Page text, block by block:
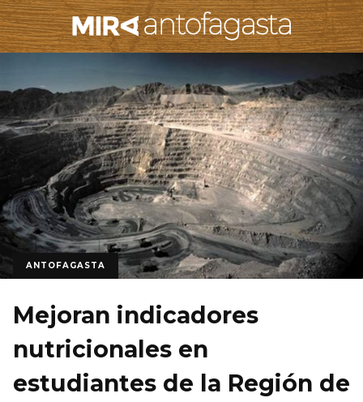
ANTOFAGASTA
Mejoran indicadores
nutricionales en
estudiantes de la Región de